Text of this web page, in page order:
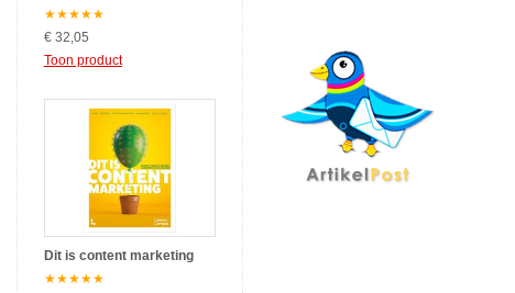
★★★★★
€ 32,05
Toon product
Dit is content marketing
★★★★★